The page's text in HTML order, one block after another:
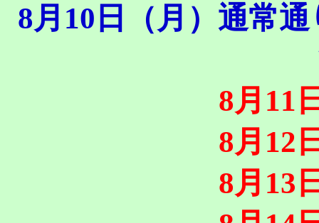
8月10日（月）通常
8月11
8月12
8月13